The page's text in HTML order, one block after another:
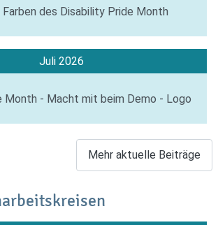
Farben des Disability Pride Month
Juli 2026
Month - Macht mit beim Demo - Logo
Mehr aktuelle Beiträge